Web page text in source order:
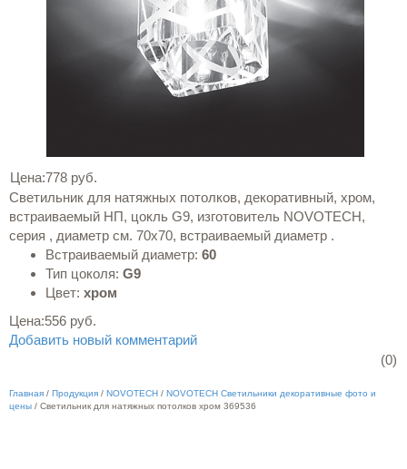
Цена:778 руб.
Светильник для натяжных потолков, декоративный, хром,
встраиваемый НП, цокль G9, изготовитель NOVOTECH,
серия , диаметр см. 70x70, встраиваемый диаметр .
Встраиваемый диаметр: 60
Тип цоколя: G9
Цвет: хром
Цена:556 руб.
Добавить новый комментарий
(0)
Главная / Продукция / NOVOTECH / NOVOTECH Светильники декоративные фото и
цены / Светильник для натяжных потолков хром 369536